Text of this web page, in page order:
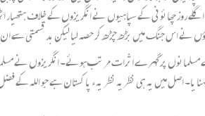
اگلے روز چھائونی کے سپاہیوں نے انگریزوں کے خلاف
اس جنگ میں بڑھ چڑھ کر حصہ لیا لیکن بد قسمتی سے ان
مسلمانوں پر گہرے اثرات مرتب ہوئے۔ انگریزوں نے
یا۔ اصل میں یہ ہی نظریہ نظر یہ ء پا کستان ہے جو